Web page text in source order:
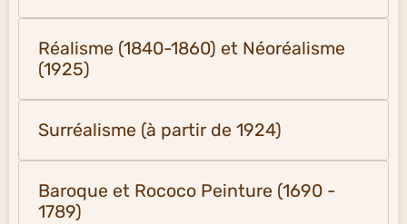
Réalisme (1840-1860) et Néoréalisme
(1925)
Surréalisme (à partir de 1924)
Baroque et Rococo Peinture (1690 -
1789)